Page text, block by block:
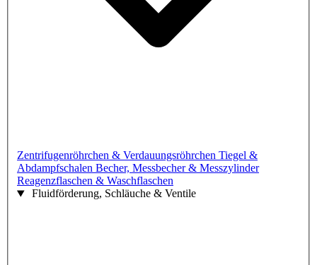
Zentrifugenröhrchen & Verdauungsröhrchen Tiegel &
Abdampfschalen Becher, Messbecher & Messzylinder
Reagenzflaschen & Waschflaschen
Fluidförderung, Schläuche & Ventile